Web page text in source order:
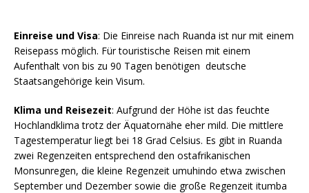
Einreise und Visa: Die Einreise nach Ruanda ist nur mit einem
Reisepass möglich. Für touristische Reisen mit einem
Aufenthalt von bis zu 90 Tagen benötigen deutsche
Staatsangehörige kein Visum.
Klima und Reisezeit: Aufgrund der Höhe ist das feuchte
Hochlandklima trotz der Äquatornähe eher mild. Die mittlere
Tagestemperatur liegt bei 18 Grad Celsius. Es gibt in Ruanda
zwei Regenzeiten entsprechend den ostafrikanischen
Monsunregen, die kleine Regenzeit umuhindo etwa zwischen
September und Dezember sowie die große Regenzeit itumba